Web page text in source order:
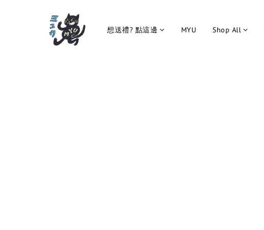
想送禮? 點這邊 MYU Shop All